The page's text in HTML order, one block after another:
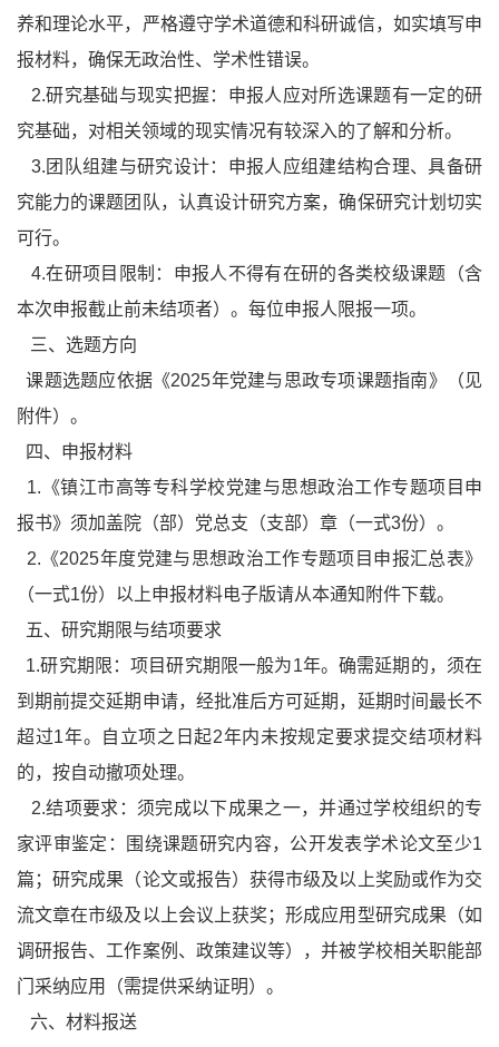
养和理论水平，严格遵守学术道德和科研诚信，如实填写申
报材料，确保无政治性、学术性错误。
2.研究基础与现实把握：申报人应对所选课题有一定的研
究基础，对相关领域的现实情况有较深入的了解和分析。
3.团队组建与研究设计：申报人应组建结构合理、具备研
究能力的课题团队，认真设计研究方案，确保研究计划切实
可行。
4.在研项目限制：申报人不得有在研的各类校级课题（含
本次申报截止前未结项者）。每位申报人限报一项。
三、选题方向
课题选题应依据《2025年党建与思政专项课题指南》（见
附件）。
四、申报材料
1.《镇江市高等专科学校党建与思想政治工作专题项目申
报书》须加盖院（部）党总支（支部）章（一式3份）。
2.《2025年度党建与思想政治工作专题项目申报汇总表》
（一式1份）以上申报材料电子版请从本通知附件下载。
五、研究期限与结项要求
1.研究期限：项目研究期限一般为1年。确需延期的，须在
到期前提交延期申请，经批准后方可延期，延期时间最长不
超过1年。自立项之日起2年内未按规定要求提交结项材料
的，按自动撤项处理。
2.结项要求：须完成以下成果之一，并通过学校组织的专
家评审鉴定：围绕课题研究内容，公开发表学术论文至少1
篇；研究成果（论文或报告）获得市级及以上奖励或作为交
流文章在市级及以上会议上获奖；形成应用型研究成果（如
调研报告、工作案例、政策建议等），并被学校相关职能部
门采纳应用（需提供采纳证明）。
六、材料报送